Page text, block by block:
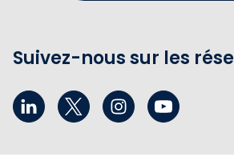
Suivez-nous sur les